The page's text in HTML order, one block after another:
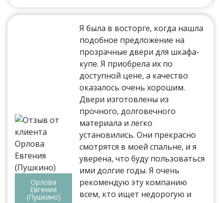
Орлова
Евгения
(Пушкино)
Я была в восторге, когда нашла
подобное предложение на
прозрачные двери для шкафа-
купе. Я приобрела их по
доступной цене, а качество
оказалось очень хорошим.
Двери изготовлены из
прочного, долговечного
материала и легко
установились. Они прекрасно
смотрятся в моей спальне, и я
уверена, что буду пользоваться
ими долгие годы. Я очень
рекомендую эту компанию
всем, кто ищет недорогую и